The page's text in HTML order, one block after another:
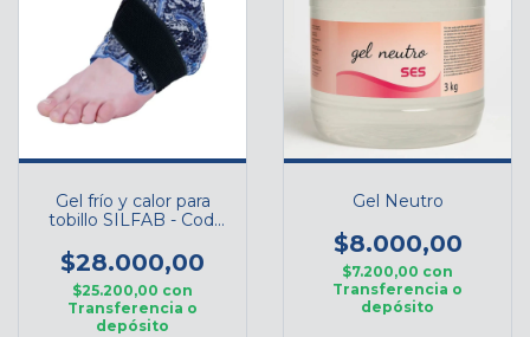
Gel frío y calor para
tobillo SILFAB - Cod.
$28.000,00
$25.200,00 con
Transferencia o
depósito
Gel Neutro
$8.000,00
$7.200,00 con
Transferencia o
depósito